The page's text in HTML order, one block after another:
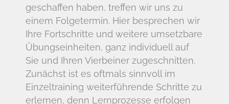
geschaffen haben, treffen wir uns zu
einem Folgetermin. Hier besprechen wir
Ihre Fortschritte und weitere umsetzbare
Übungseinheiten, ganz individuell auf
Sie und Ihren Vierbeiner zugeschnitten.
Zunächst ist es oftmals sinnvoll im
Einzeltraining weiterführende Schritte zu
erlernen, denn Lernprozesse erfolgen